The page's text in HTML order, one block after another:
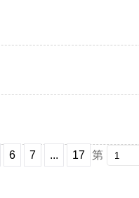
6 7 ... 17 第